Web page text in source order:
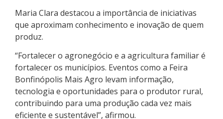
Maria Clara destacou a importância de iniciativas
que aproximam conhecimento e inovação de quem
produz.
“Fortalecer o agronegócio e a agricultura familiar é
fortalecer os municípios. Eventos como a Feira
Bonfinópolis Mais Agro levam informação,
tecnologia e oportunidades para o produtor rural,
contribuindo para uma produção cada vez mais
eficiente e sustentável”, afirmou.